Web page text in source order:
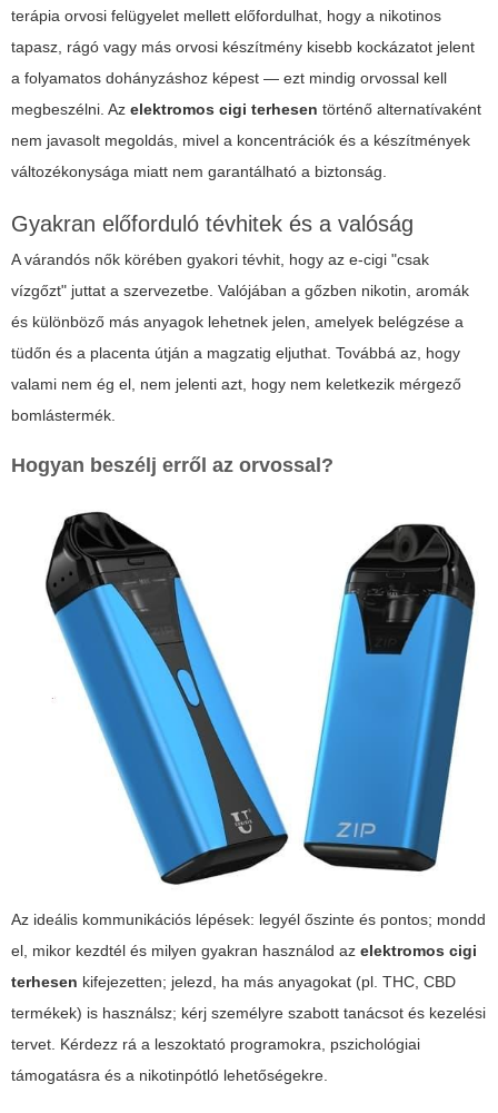
terápia orvosi felügyelet mellett előfordulhat, hogy a nikotinos
tapasz, rágó vagy más orvosi készítmény kisebb kockázatot jelent
a folyamatos dohányzáshoz képest — ezt mindig orvossal kell
megbeszélni. Az elektromos cigi terhesen történő alternatívaként
nem javasolt megoldás, mivel a koncentrációk és a készítmények
változékonysága miatt nem garantálható a biztonság.
Gyakran előforduló tévhitek és a valóság
A várandós nők körében gyakori tévhit, hogy az e-cigi "csak
vízgőzt" juttat a szervezetbe. Valójában a gőzben nikotin, aromák
és különböző más anyagok lehetnek jelen, amelyek belégzése a
tüdőn és a placenta útján a magzatig eljuthat. Továbbá az, hogy
valami nem ég el, nem jelenti azt, hogy nem keletkezik mérgező
bomlástermék.
Hogyan beszélj erről az orvossal?
Az ideális kommunikációs lépések: legyél őszinte és pontos; mondd
el, mikor kezdtél és milyen gyakran használod az elektromos cigi
terhesen kifejezetten; jelezd, ha más anyagokat (pl. THC, CBD
termékek) is használsz; kérj személyre szabott tanácsot és kezelési
tervet. Kérdezz rá a leszoktató programokra, pszichológiai
támogatásra és a nikotinpótló lehetőségekre.